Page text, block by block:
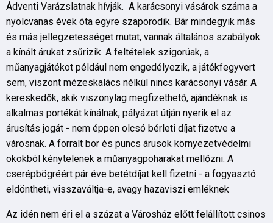
Ádventi Varázslatnak hívják. A karácsonyi vásárok száma a
nyolcvanas évek óta egyre szaporodik. Bár mindegyik más
és más jellegzetességet mutat, vannak általános szabályok:
a kínált árukat zsűrizik. A feltételek szigorúak, a
műanyagjátékot például nem engedélyezik, a játékfegyvert
sem, viszont mézeskalács nélkül nincs karácsonyi vásár. A
kereskedők, akik viszonylag megfizethető, ajándéknak is
alkalmas portékát kínálnak, pályázat útján nyerik el az
árusítás jogát - nem éppen olcsó bérleti díjat fizetve a
városnak. A forralt bor és puncs árusok környezetvédelmi
okokból kénytelenek a műanyagpoharakat mellőzni. A
cserépbögréért pár éve betétdíjat kell fizetni - a fogyasztó
eldöntheti, visszaváltja-e, avagy hazaviszi emléknek
Az idén nem éri el a százat a Városház előtt felállított csinos